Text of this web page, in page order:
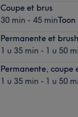
Coupe et brus
30 min - 45 min
Permanente et
1 u 35 min - 1 u 50
Permanente, coupe
1 u 35 min - 1 u 50